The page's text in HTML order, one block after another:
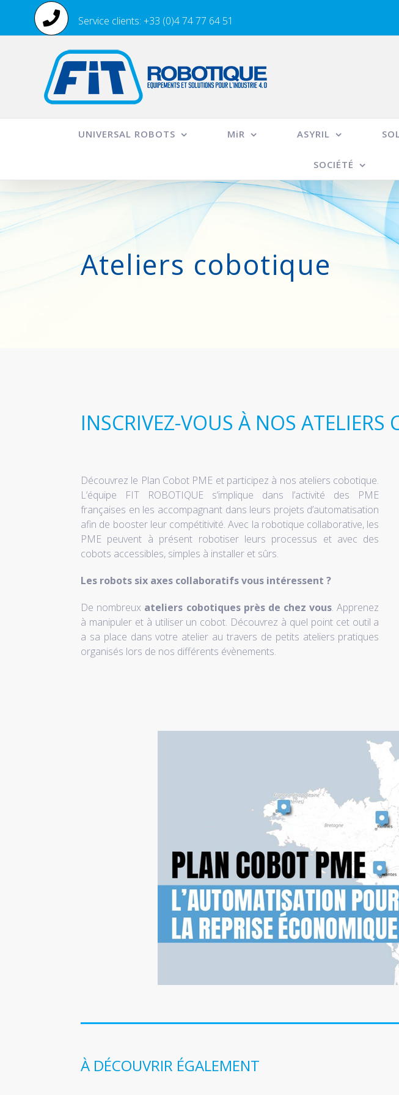
contenu
Service clients: +33 (0)4 74 77 64 51
UNIVERSAL ROBOTS MiR ASYRIL
SOCIÉTÉ
Ateliers cobotique
INSCRIVEZ-VOUS À NOS ATELIERS
Découvrez le Plan Cobot PME et participez à nos ateliers cobotique.
L’équipe FIT ROBOTIQUE s’implique dans l’activité des PME
françaises en les accompagnant dans leurs projets d’automatisation
afin de booster leur compétitivité. Avec la robotique collaborative, les
PME peuvent à présent robotiser leurs processus et avec des
cobots accessibles, simples à installer et sûrs.
Les robots six axes collaboratifs vous intéressent ?
De nombreux ateliers cobotiques près de chez vous. Apprenez
à manipuler et à utiliser un cobot. Découvrez à quel point cet outil a
a sa place dans votre atelier au travers de petits ateliers pratiques
organisés lors de nos différents évènements.
À DÉCOUVRIR ÉGALEMENT